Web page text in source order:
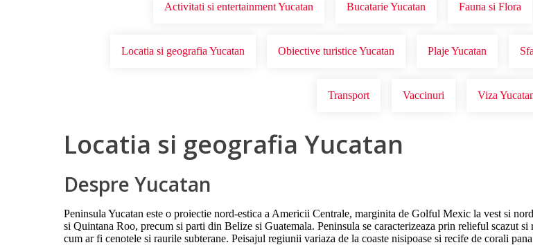
Activitati si entertainment Yucatan Bucatarie Yucatan Fauna si Flora
Locatia si geografia Yucatan Obiective turistice Yucatan Plaje Yucatan
Transport Vaccinuri Viza
Locatia si geografia Yucatan
Despre Yucatan
Peninsula Yucatan este o proiectie nord-estica a Americii Centrale, marginita de Golful Mexic la vest si
si Quintana Roo, precum si parti din Belize si Guatemala. Peninsula se caracterizeaza prin relieful scazut
cum ar fi cenotele si raurile subterane. Peisajul regiunii variaza de la coaste nisipoase si recife de corali